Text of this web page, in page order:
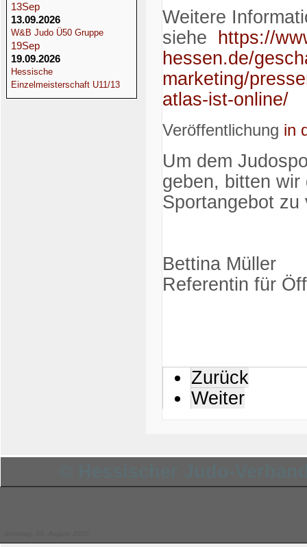
13Sep
13.09.2026
W&B Judo Ü50 Gruppe
19Sep
19.09.2026
Hessische
Einzelmeisterschaft U11/13
Weitere
siehe
https://
hessen.de/
marketing/
atlas-ist-online/
Veröffentlichung in
Um dem
geben, bitten
Sportangebot
Bettina Müller
Referentin für
Zurück
Weiter